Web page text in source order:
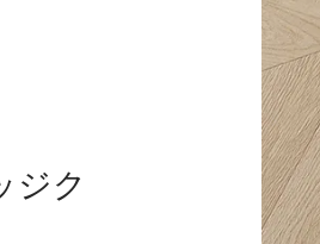
ジク